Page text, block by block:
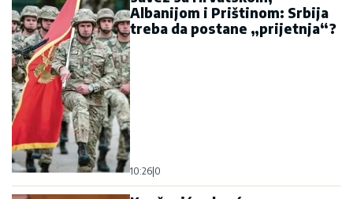
Albanijom i Prištinom: Srbija
treba da postane „prijetnja“?
10:26 0